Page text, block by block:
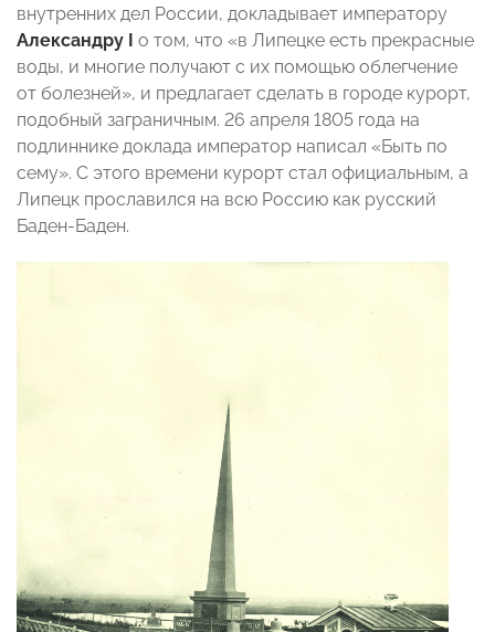
внутренних дел России, докладывает императору
Александру I
о том, что «в Липецке есть прекрасные
воды, и многие получают с их помощью облегчение
от болезней», и предлагает сделать в городе курорт,
подобный заграничным. 26 апреля 1805 года на
подлиннике доклада император написал «Быть по
сему». С этого времени курорт стал официальным, а
Липецк прославился на всю Россию как русский
Баден-Баден.